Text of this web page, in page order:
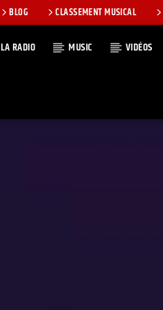
BLOG CLASSEMENT MUSICAL
LA RADIO MUSIC VIDÉOS